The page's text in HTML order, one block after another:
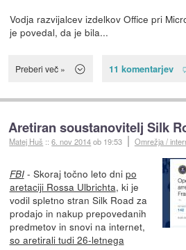
Vodja razvijalcev izdelkov Office pri
je povedal, da je bila...
Preberi več » 11 komentarjev
Aretiran soustanovitelj Silk
Matej Huš ::6. nov 2014ob 19:53 Omrežja /
FBI- Skoraj točno leto dni po
aretaciji Rossa Ulbrichta, ki je
vodil spletno stran Silk Road za
prodajo in nakup prepovedanih
predmetov in snovi na internet,
so aretirali tudi 26-letnega